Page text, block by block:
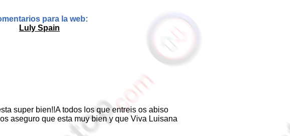
para la web:
Luly Spain
super bien!!A todos los que entreis os abiso
aseguro que esta muy bien y que Viva Luisana